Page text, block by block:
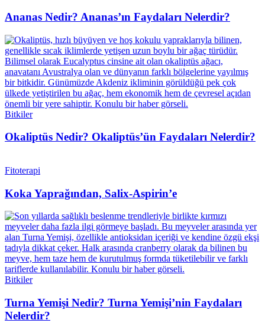
Ananas Nedir? Ananas’ın Faydaları Nelerdir?
Bitkiler
Okaliptüs Nedir? Okaliptüs’ün Faydaları Nelerdir?
Fitoterapi
Koka Yaprağından, Salix-Aspirin’e
Bitkiler
Turna Yemişi Nedir? Turna Yemişi’nin Faydaları
Nelerdir?